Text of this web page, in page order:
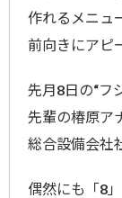
作れるメニュ
前向きにアピ
先月8日の“フ
先輩の椿原ア
総合設備会社
偶然にも「8